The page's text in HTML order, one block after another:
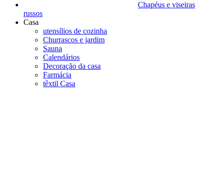
Chapéus e viseiras
russos
Casa
utensílios de cozinha
Churrascos e jardim
Sauna
Calendários
Decoração da casa
Farmácia
têxtil Casa